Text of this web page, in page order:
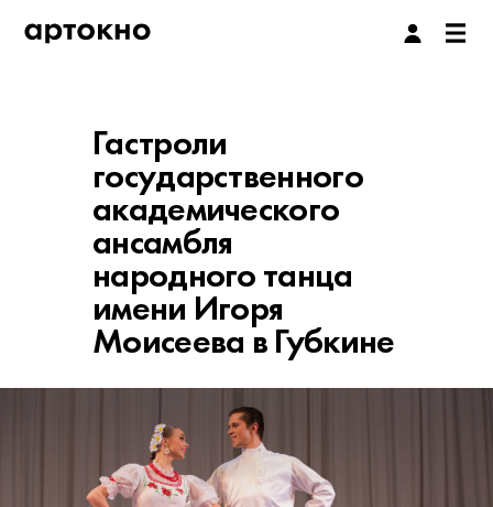
Гастроли
государственного
академического
ансамбля
народного танца
имени Игоря
Моисеева в Губкине